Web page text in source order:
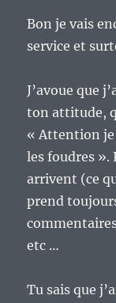
Bon je vais
service et
J’avoue que
ton attitude,
« Attention
les foudres ».
arrivent (ce
prend
etc …
Tu sais que